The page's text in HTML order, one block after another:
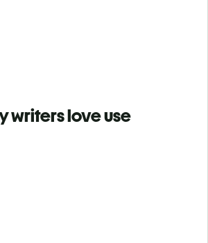
writers love use